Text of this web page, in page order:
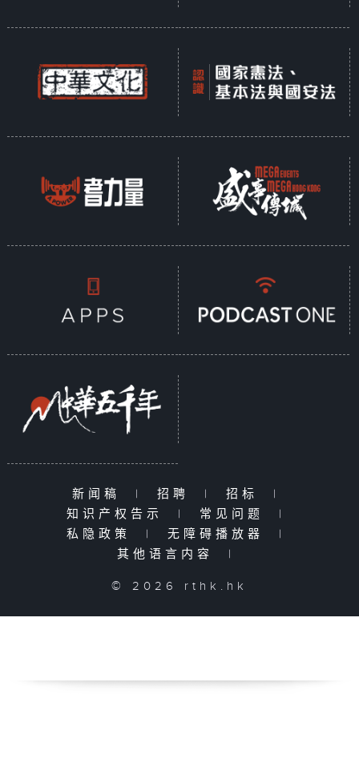
新闻稿 | 招聘 | 招标
|
知识产权告示
| 常见问题
|
私隐政策
| 无障碍播放器
|
其他语言内容
|
© 2026 rthk.hk